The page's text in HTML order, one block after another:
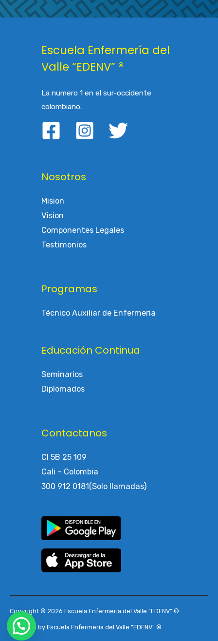
Escuela Enfermería del
Valle “EDENV” ®
La numero 1 en el sur-occidente
colombiano.
Nosotros
Mision
Vision
Componentes Legales
Testimonios
Programas
Técnico Auxiliar de Enfermeria
Educación Continua
Seminarios
Diplomados
Contactanos
Cl 5B 25 109
Cali – Colombia
300 912 0181(Solo llamadas)
Copyright © 2026 Escuela Enfermeria del Valle "EDENV" ®
Powered by Escuela Enfermeria del Valle "EDENV" ®